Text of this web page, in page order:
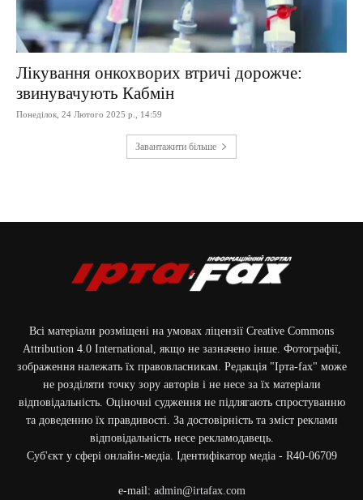
Лікування онкохворих втричі дорожче:
звинувачують Кабмін
Понеділок, 24 Лютого 2025 р., 14:59
Завантажити більше
Всі матеріали розміщені на умовах ліцензії Creative Commons
Attribution 4.0 International, якщо не зазначено інше. Фотографії,
зображення належать їх правовласникам. Редакція "Ірта-fax" може
не розділяти точку зору авторів і не несе за їх матеріали
відповідальність. Оціночні судження не підлягають спростуванню
та доведенню їх правдивості. За достовірність та зміст реклами
відповідальність несе рекламодавець.
Cуб'єкт у сфері онлайн-медіа. Ідентифікатор медіа - R40-06709
e-mail: admin@irtafax.com